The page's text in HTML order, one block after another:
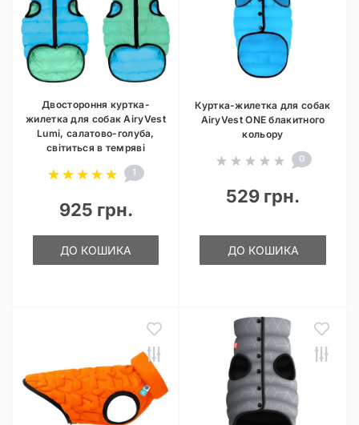
Двостороння куртка-
жилетка для собак AiryVest
Lumi, салатово-голуба,
світиться в темряві
1
925 грн.
ДО КОШИКА
Куртка-жилетка для собак
AiryVest ONE блакитного
кольору
0
529 грн.
ДО КОШИКА